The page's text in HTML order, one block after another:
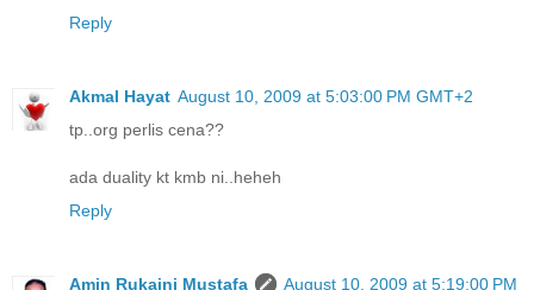
Reply
Akmal Hayat August 10, 2009 at 5:03:00 PM GMT+2
tp..org perlis cena??
ada duality kt kmb ni..heheh
Reply
Amin Rukaini Mustafa
August 10, 2009 at 5:19:00 PM